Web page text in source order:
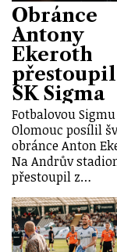
Obránce
Antony
Ekeroth
SK Sigma
Fotbalovou Sigmu
Olomouc posílil
obránce Anton
Na Andrův
přestoupil z…